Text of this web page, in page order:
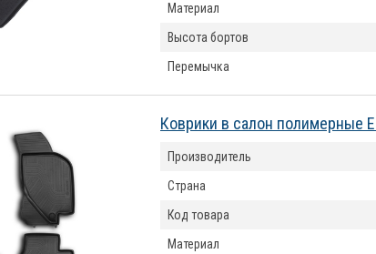
Материал
Высота бортов
Перемычка
Коврики в салон полимерные
Производитель
Страна
Код товара
Материал